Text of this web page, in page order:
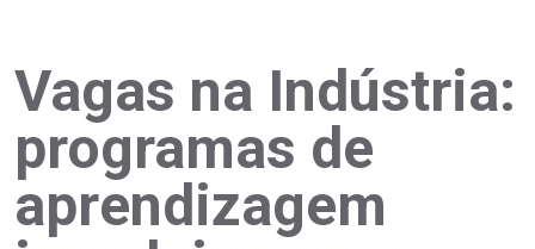
Vagas na Indústria:
programas de
aprendizagem